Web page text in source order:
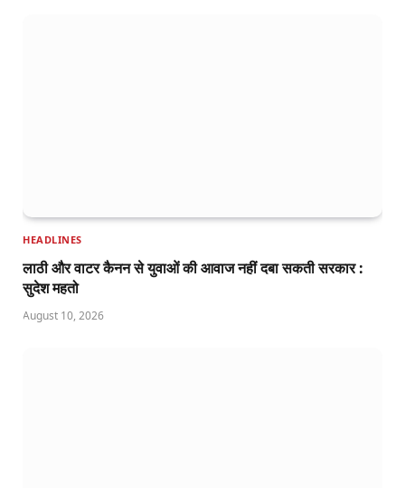
HEADLINES
लाठी और वाटर कैनन से युवाओं की आवाज नहीं दबा सकती सरकार :
सुदेश महतो
August 10, 2026